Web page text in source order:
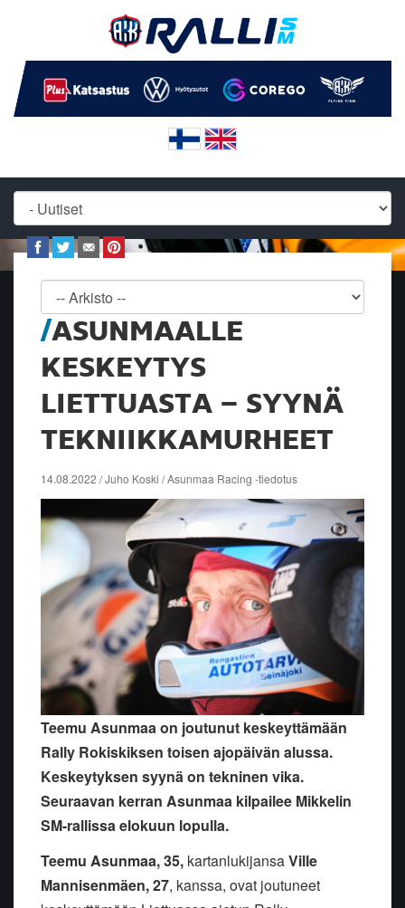
ASUNMAALLE
KESKEYTYS
LIETTUASTA – SYYNÄ
TEKNIIKKAMURHEET
14.08.2022 / Juho Koski / Asunmaa Racing -tiedotus
Teemu Asunmaa on joutunut keskeyttämään
Rally Rokiskiksen toisen ajopäivän alussa.
Keskeytyksen syynä on tekninen vika.
Seuraavan kerran Asunmaa kilpailee Mikkelin
SM-rallissa elokuun lopulla.
Teemu Asunmaa, 35, kartanlukijansaVille
Mannisenmäen, 27, kanssa, ovat joutuneet